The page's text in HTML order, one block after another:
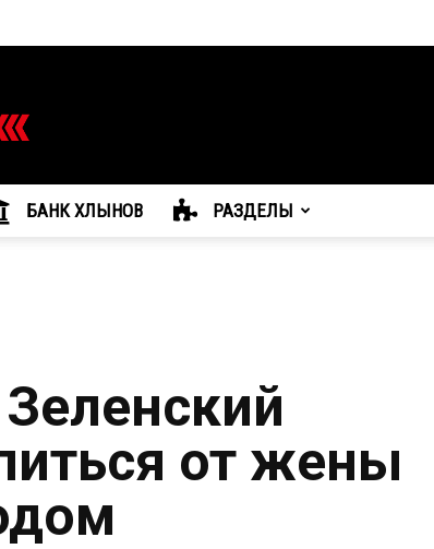
БАНК ХЛЫНОВ РАЗДЕЛЫ
от жены